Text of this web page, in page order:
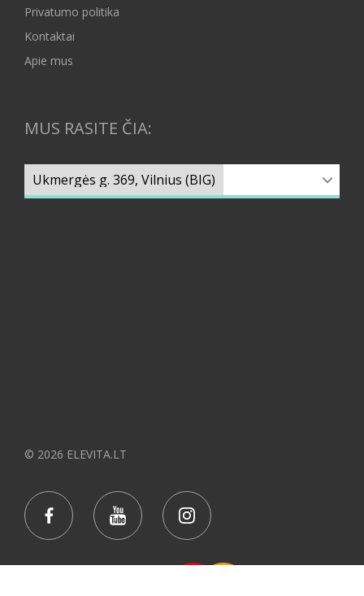
Privatumo politika
Kontaktai
Apie mus
MUS RASITE ČIA:
© 2026 ELEVITA.LT